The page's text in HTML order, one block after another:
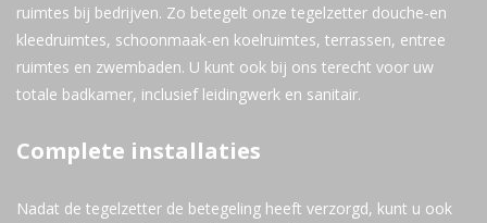
ruimtes bij bedrijven. Zo betegelt onze tegelzetter douche-en
kleedruimtes, schoonmaak-en koelruimtes, terrassen, entree
ruimtes en zwembaden. U kunt ook bij ons terecht voor uw
totale badkamer, inclusief leidingwerk en sanitair.
Complete installaties
Nadat de tegelzetter de betegeling heeft verzorgd, kunt u ook